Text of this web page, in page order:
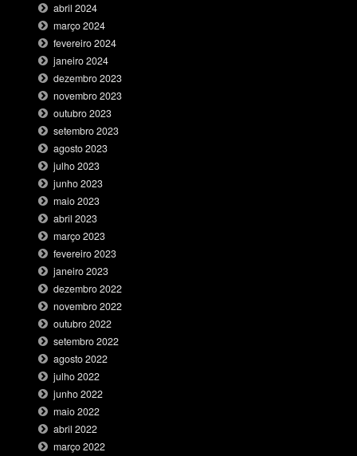
abril 2024
março 2024
fevereiro 2024
janeiro 2024
dezembro 2023
novembro 2023
outubro 2023
setembro 2023
agosto 2023
julho 2023
junho 2023
maio 2023
abril 2023
março 2023
fevereiro 2023
janeiro 2023
dezembro 2022
novembro 2022
outubro 2022
setembro 2022
agosto 2022
julho 2022
junho 2022
maio 2022
abril 2022
março 2022